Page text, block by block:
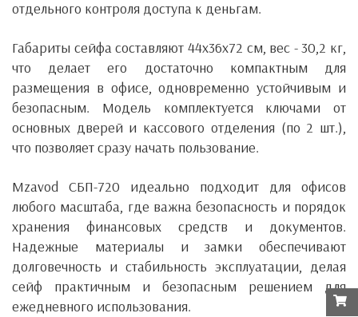
отдельного контроля доступа к деньгам.
Габариты сейфа составляют 44x36x72 см, вес - 30,2 кг,
что делает его достаточно компактным для
размещения в офисе, одновременно устойчивым и
безопасным. Модель комплектуется ключами от
основных дверей и кассового отделения (по 2 шт.),
что позволяет сразу начать пользование.
Mzavod СБП-720 идеально подходит для офисов
любого масштаба, где важна безопасность и порядок
хранения финансовых средств и документов.
Надежные материалы и замки обеспечивают
долговечность и стабильность эксплуатации, делая
сейф практичным и безопасным решением для
ежедневного использования.